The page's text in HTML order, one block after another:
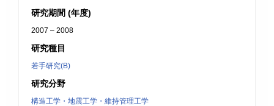
研究期間 (年度)
2007 – 2008
研究種目
若手研究(B)
研究分野
構造工学・地震工学・維持管理工学